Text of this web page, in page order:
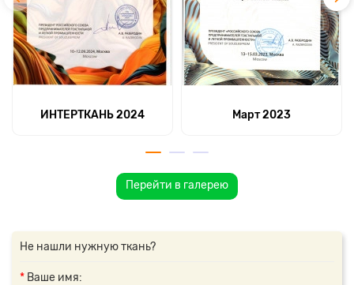
ИНТЕРТКАНЬ 2024 Март 2023
Перейти в галерею
Не нашли нужную ткань?
Ваше имя: